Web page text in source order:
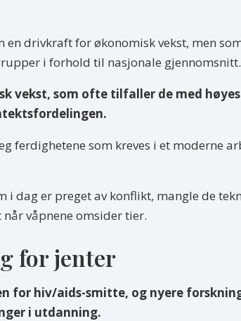
drivkraft for økonomisk vekst, men
i forhold til nasjonale gjennomsnitt.
vekst, som ofte tilfaller de med
ferdighetene som kreves i et moderne
dag er preget av konflikt, mangle de
våpnene omsider tier.
for jenter
for hiv/aids-smitte, og nyere
i utdanning.